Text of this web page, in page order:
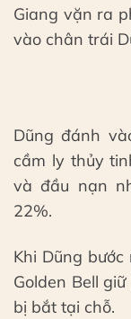
Giang vặn ra
vào chân trái
Dũng đánh
cầm ly thủy
và đầu nạn
22%.
Khi Dũng
Golden Bell
bị bắt tại chỗ.